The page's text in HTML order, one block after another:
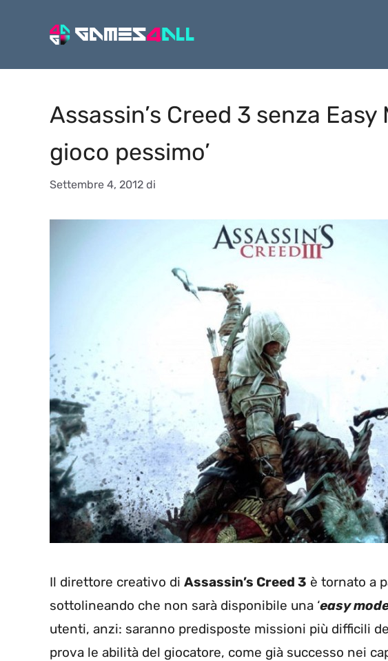
Assassin’s Creed 3 senza Easy
gioco pessimo’
Settembre 4, 2012 di
Il direttore creativo di Assassin’s Creed 3 è tornato a
sottolineando che non sarà disponibile una ‘easy
utenti, anzi: saranno predisposte missioni più difficili
prova le abilità del giocatore, come già successo nei